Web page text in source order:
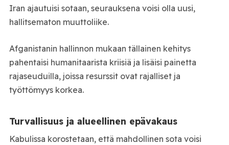
Iran ajautuisi sotaan, seurauksena voisi olla uusi,
hallitsematon muuttoliike.
Afganistanin hallinnon mukaan tällainen kehitys
pahentaisi humanitaarista kriisiä ja lisäisi painetta
rajaseuduilla, joissa resurssit ovat rajalliset ja
työttömyys korkea.
Turvallisuus ja alueellinen epävakaus
Kabulissa korostetaan, että mahdollinen sota voisi